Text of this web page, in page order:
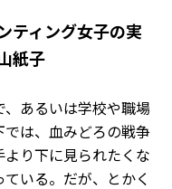
ティング女子の実
紙子
あるいは学校や職場
は、血みどろの戦争
り下に見られたくな
いる。だが、とかく